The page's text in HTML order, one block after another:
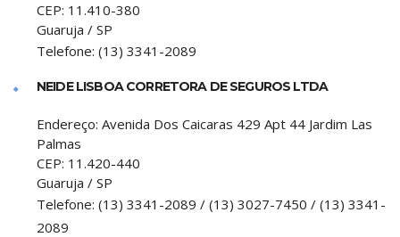
CEP: 11.410-380
Guaruja / SP
Telefone: (13) 3341-2089
NEIDE LISBOA CORRETORA DE SEGUROS LTDA
Endereço: Avenida Dos Caicaras 429 Apt 44 Jardim Las
Palmas
CEP: 11.420-440
Guaruja / SP
Telefone: (13) 3341-2089 / (13) 3027-7450 / (13) 3341-
2089